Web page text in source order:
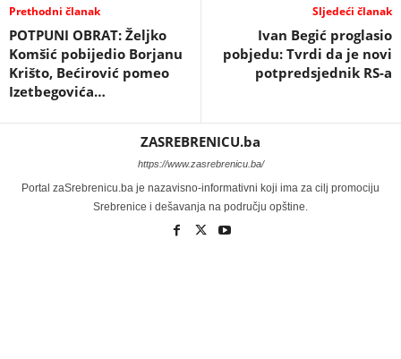
Prethodni članak
POTPUNI OBRAT: Željko
Komšić pobijedio Borjanu
Krišto, Bećirović pomeo
Izetbegovića…
Sljedeći članak
Ivan Begić proglasio
pobjedu: Tvrdi da je novi
potpredsjednik RS-a
ZASREBRENICU.ba
https://www.zasrebrenicu.ba/
Portal zaSrebrenicu.ba je nazavisno-informativni koji ima za cilj promociju
Srebrenice i dešavanja na području opštine.